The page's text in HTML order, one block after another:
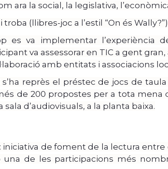
ara la social, la legislativa,
(llibres-joc a l’estil “On és
es va implementar l’experiència
va assessorar en TIC a gent
amb entitats i associacions
reprès el préstec de jocs de
de 200 propostes per a tota mena
sala d’audiovisuals, a la planta baixa.
: iniciativa de foment de la lectura
una de les participacions més